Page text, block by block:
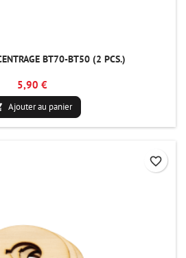
BT70-BT50 (2 PCS.)
5,90 €
Ajouter au panier
favorite_border